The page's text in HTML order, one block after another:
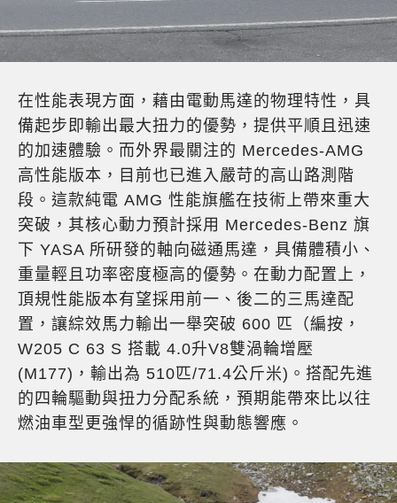
在性能表現方面，藉由電動馬達的物理特性，具
備起步即輸出最大扭力的優勢，提供平順且迅速
的加速體驗。而外界最關注的 Mercedes-AMG
高性能版本，目前也已進入嚴苛的高山路測階
段。這款純電 AMG 性能旗艦在技術上帶來重大
突破，其核心動力預計採用 Mercedes-Benz 旗
下 YASA 所研發的軸向磁通馬達，具備體積小、
重量輕且功率密度極高的優勢。在動力配置上，
頂規性能版本有望採用前一、後二的三馬達配
置，讓綜效馬力輸出一舉突破 600 匹（編按，
W205 C 63 S 搭載 4.0升V8雙渦輪增壓
(M177)，輸出為 510匹/71.4公斤米)。搭配先進
的四輪驅動與扭力分配系統，預期能帶來比以往
燃油車型更強悍的循跡性與動態響應。